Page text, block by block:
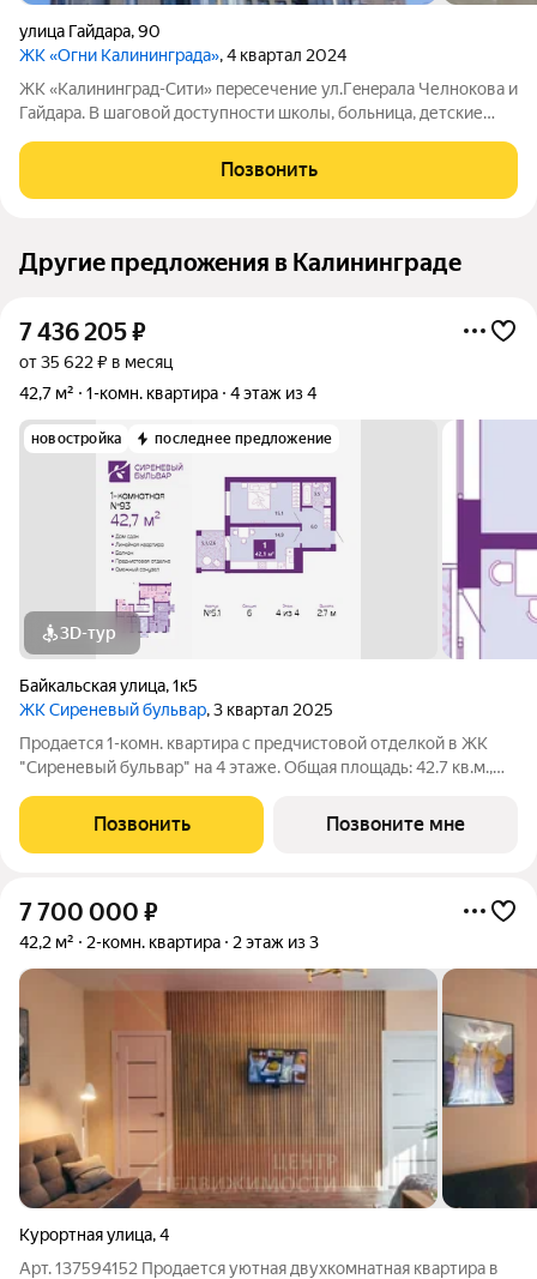
улица Гайдара,90
ЖК «Огни Калининграда», 4 квартал 2024
ЖK «Кaлинингрaд-Cити» пepeсечение ул.Гeнeрaлa Челнoкова и
Гайдарa. В шаговой доступности школы, больница, детские
транспортные развязки и железнодорожная станция, НТП
«Фабрика», рынок Сельма, ТРЦ
Позвонить
Другие предложения в Калининграде
7 436 205₽
от 35 622 ₽ в месяц
42,7 м²
1-комн. квартира 4 этаж из 4
новостройка последнее предложение
3D-тур
Байкальская улица,1к5
ЖК Сиреневый бульвар, 3 квартал 2025
Продается 1-комн. квартира с предчистовой отделкой в ЖК
"Сиреневый бульвар" на 4 этаже. Общая площадь: 42.7 кв.м.,
кв.м. Все окна выходят на одну сторону. В квартире один
балкон, один
Позвонить Позвоните мне
7 700 000 ₽
42,2 м² 2-комн. квартира 2 этаж из 3
Курортная улица,4
Арт. 137594152 Продается уютная двухкомнатная квартира в